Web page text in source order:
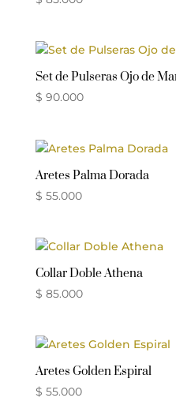
Set de Pulseras Ojo de
$ 90.000
Aretes Palma Dorada
$ 55.000
Collar Doble Athena
$ 85.000
Aretes Golden Espiral
$ 55.000